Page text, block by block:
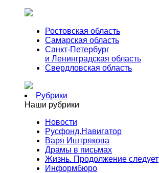
Ростовская область
Самарская область
Санкт-Петербург
и Ленинградская область
Свердловская область
Рубрики
Наши рубрики
Новости
Русфонд.Навигатор
Варя Иштрякова
Драмы в письмах
Жизнь. Продолжение следует
Информбюро